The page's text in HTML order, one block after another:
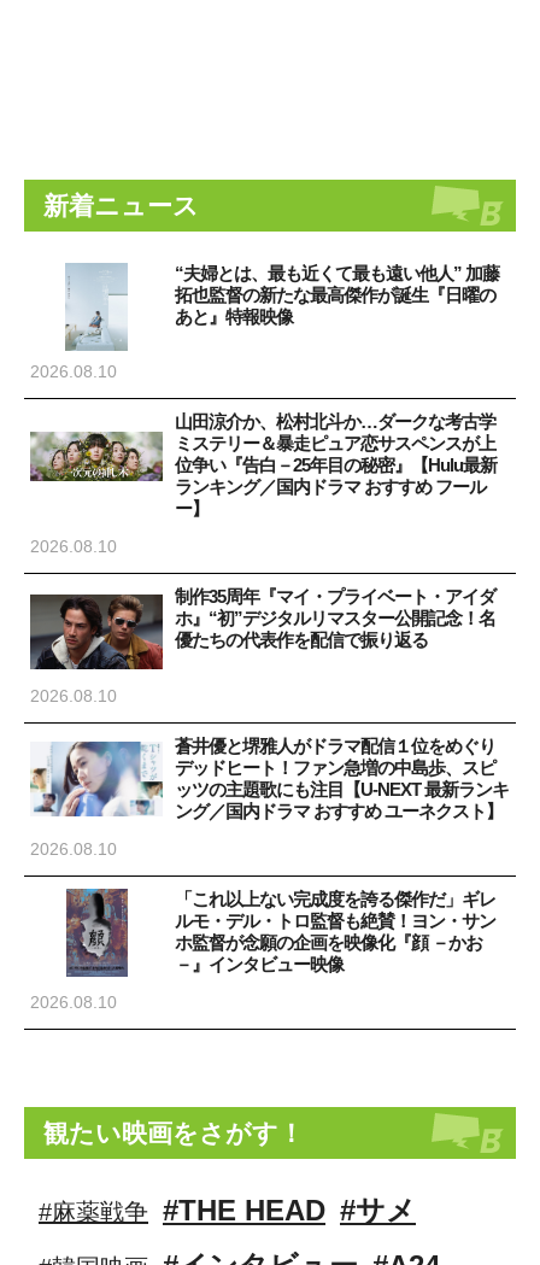
新着ニュース
“夫婦とは、最も近くて最も遠い他人” 加藤
拓也監督の新たな最高傑作が誕生『日曜の
あと』特報映像
2026.08.10
山田涼介か、松村北斗か…ダークな考古学
ミステリー＆暴走ピュア恋サスペンスが上
位争い『告白－25年目の秘密』【Hulu最新
ランキング／国内ドラマ おすすめ フール
ー】
2026.08.10
制作35周年『マイ・プライベート・アイダ
ホ』“初”デジタルリマスター公開記念！名
優たちの代表作を配信で振り返る
2026.08.10
蒼井優と堺雅人がドラマ配信１位をめぐり
デッドヒート！ファン急増の中島歩、スピ
ッツの主題歌にも注目【U-NEXT 最新ランキ
ング／国内ドラマ おすすめ ユーネクスト】
2026.08.10
「これ以上ない完成度を誇る傑作だ」ギレ
ルモ・デル・トロ監督も絶賛！ヨン・サン
ホ監督が念願の企画を映像化『顔 －かお
－』インタビュー映像
2026.08.10
観たい映画をさがす！
#麻薬戦争 #THE HEAD #サメ